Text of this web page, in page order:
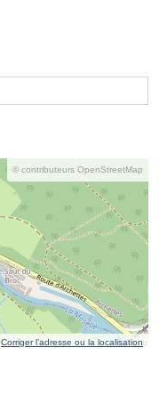
© contributeurs OpenStreetMap
Corriger l’adresse ou la localisation